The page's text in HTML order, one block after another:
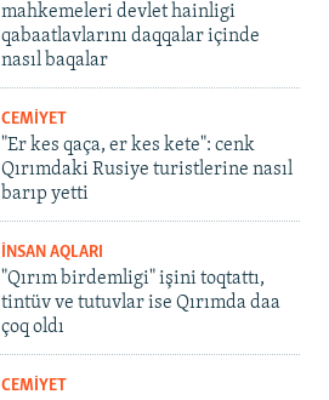
mahkemeleri devlet hainligi
qabaatlavlarını daqqalar içinde
nasıl baqalar
CEMİYET
"Er kes qaça, er kes kete": cenk
Qırımdaki Rusiye turistlerine nasıl
barıp yetti
İNSAN AQLARI
"Qırım birdemligi" işini toqtattı,
tintüv ve tutuvlar ise Qırımda daa
çoq oldı
CEMİYET